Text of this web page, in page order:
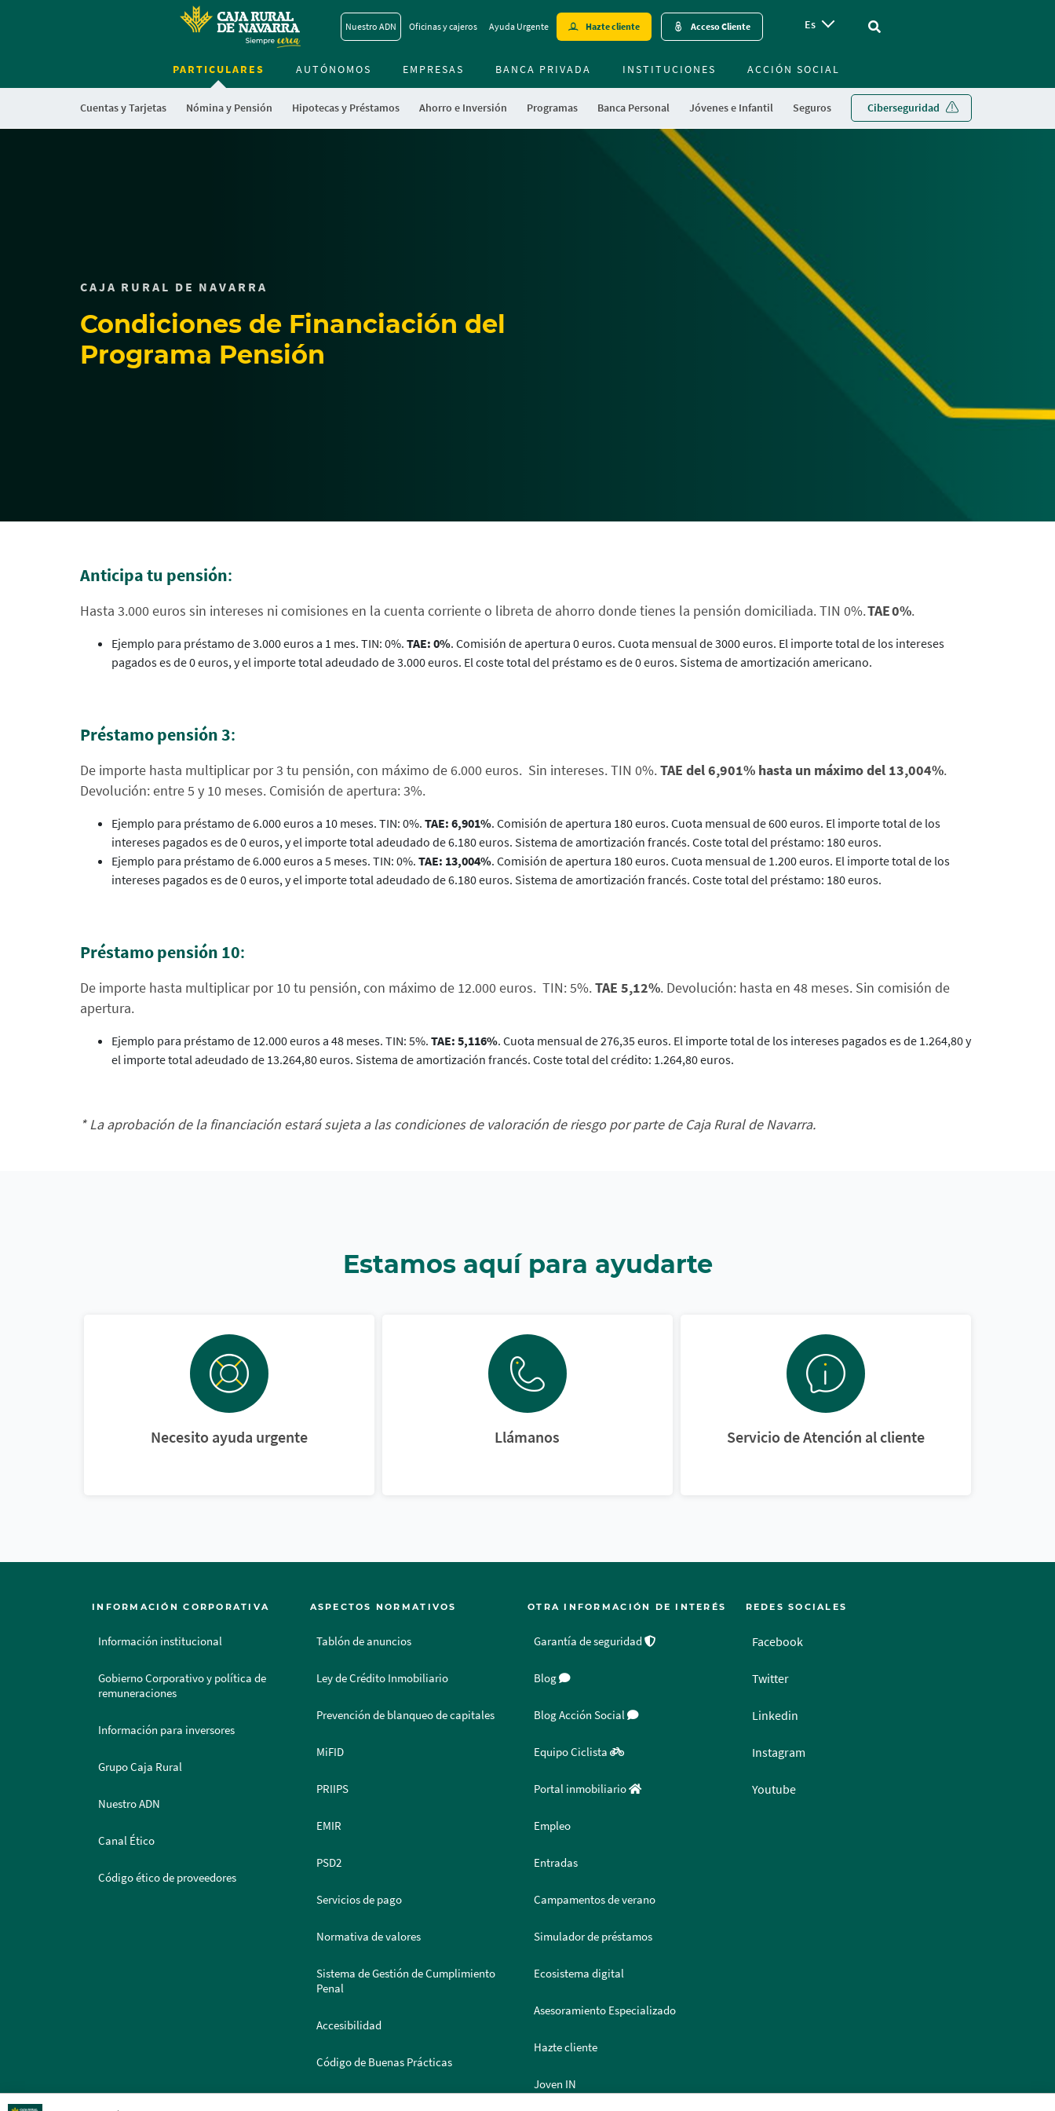
to
contentt
Nuestro ADN Oficinas y cajeros Ayuda Urgente Hazte cliente Acceso Cliente Es Vinculo - Buscar en la web
PARTICULARES
Cuentas y Tarjetas Nómina y Pensión Hipotecas y Préstamos Ahorro e Inversión Programas Banca Personal Jóvenes e Infantil Seguros Ciberseguridad
AUTÓNOMOS EMPRESAS BANCA PRIVADA INSTITUCIONES ACCIÓN SOCIAL
CAJA RURAL DE NAVARRA
Condiciones de Financiación del
Programa Pensión
Anticipa tu pensión:
Hasta 3.000 euros sin intereses ni comisiones en la cuenta corriente o libreta de ahorro donde tienes la pensión domiciliada. TIN 0%.TAE 0%.
Ejemplo para préstamo de 3.000 euros a 1 mes. TIN: 0%. TAE: 0%. Comisión de apertura 0 euros. Cuota mensual de 3000 euros. El importe total de los intereses
pagados es de 0 euros, y el importe total adeudado de 3.000 euros. El coste total del préstamo es de 0 euros. Sistema de amortización americano.
Préstamo pensión 3:
De importe hasta multiplicar por 3 tu pensión, con máximo de 6.000 euros. Sin intereses. TIN 0%.TAE del 6,901% hasta un máximo del 13,004%.
Devolución: entre 5 y 10 meses. Comisión de apertura: 3%.
Ejemplo para préstamo de 6.000 euros a 10 meses. TIN: 0%. TAE: 6,901%. Comisión de apertura 180 euros. Cuota mensual de 600 euros. El importe total de los
intereses pagados es de 0 euros, y el importe total adeudado de 6.180 euros. Sistema de amortización francés. Coste total del préstamo: 180 euros.
Ejemplo para préstamo de 6.000 euros a 5 meses. TIN: 0%. TAE: 13,004%. Comisión de apertura 180 euros. Cuota mensual de 1.200 euros. El importe total de los
intereses pagados es de 0 euros, y el importe total adeudado de 6.180 euros. Sistema de amortización francés. Coste total del préstamo: 180 euros.
Préstamo pensión 10:
De importe hasta multiplicar por 10 tu pensión, con máximo de 12.000 euros. TIN: 5%.TAE 5,12%. Devolución: hasta en 48 meses. Sin comisión de
apertura.
Ejemplo para préstamo de 12.000 euros a 48 meses. TIN: 5%. TAE: 5,116%. Cuota mensual de 276,35 euros. El importe total de los intereses pagados es de 1.264,80 y
el importe total adeudado de 13.264,80 euros. Sistema de amortización francés. Coste total del crédito: 1.264,80 euros.
* La aprobación de la financiación estará sujeta a las condiciones de valoración de riesgo por parte de Caja Rural de Navarra.
Estamos aquí para ayudarte
Necesito ayuda urgente Llámanos Servicio de Atención al cliente
INFORMACIÓN CORPORATIVA
Información institucional
Gobierno Corporativo y política de
remuneraciones
Información para inversores
Grupo Caja Rural
Nuestro ADN
Canal Ético
Código ético de proveedores
ASPECTOS NORMATIVOS
Tablón de anuncios
Ley de Crédito Inmobiliario
Prevención de blanqueo de capitales
MiFID
PRIIPS
EMIR
PSD2
Servicios de pago
Normativa de valores
Sistema de Gestión de Cumplimiento
Penal
Accesibilidad
Código de Buenas Prácticas
OTRA INFORMACIÓN DE INTERÉS
Garantía de seguridad
Blog
Blog Acción Social
Equipo Ciclista
Portal inmobiliario
Empleo
Entradas
Campamentos de verano
Simulador de préstamos
Ecosistema digital
Asesoramiento Especializado
Hazte cliente
Joven IN
REDES SOCIALES
Facebook
Twitter
Linkedin
Instagram
Youtube